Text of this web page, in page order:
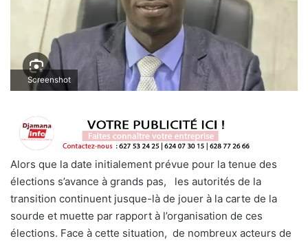
Screenshot
Alors que la date initialement prévue pour la tenue des
élections s’avance à grands pas,
les autorités de la
transition continuent jusque-là de jouer à la carte de la
sourde et muette par rapport à l’organisation de ces
élections. Face à cette situation, de nombreux acteurs de